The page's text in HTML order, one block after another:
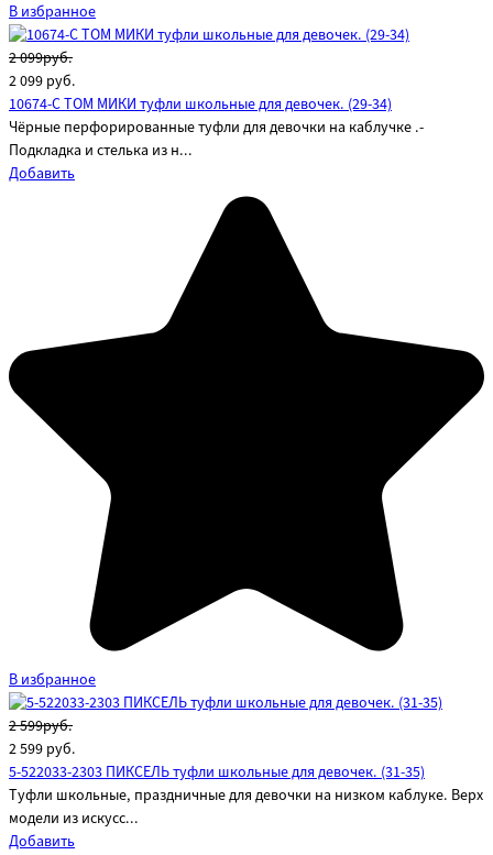
В избранное
2 099руб.
2 099 руб.
10674-C ТОМ МИКИ туфли школьные для девочек. (29-34)
Чёрные перфорированные туфли для девочки на каблучке .-
Подкладка и стелька из н...
Добавить
В избранное
2 599руб.
2 599 руб.
5-522033-2303 ПИКСЕЛЬ туфли школьные для девочек. (31-35)
Туфли школьные, праздничные для девочки на низком каблуке. Верх
модели из искусс...
Добавить